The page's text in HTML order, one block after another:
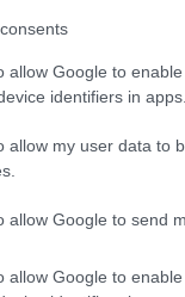
allow Google to
identifiers in apps.
allow my user data to
allow Google to send
allow Google to
pensata
con bambini
la differenza,
che può
massima di
attenzione
fino